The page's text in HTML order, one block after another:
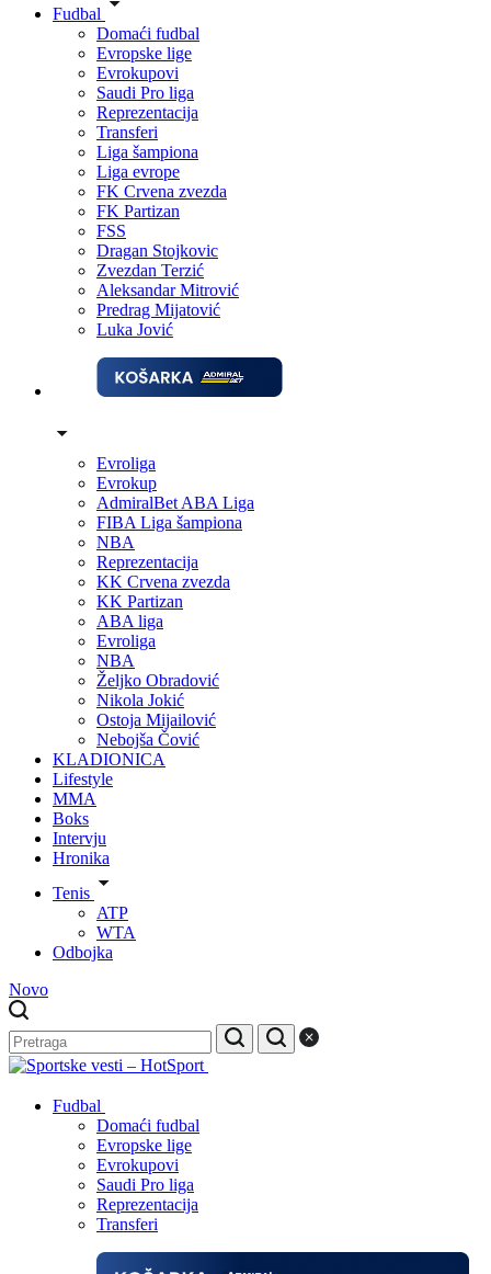
Fudbal
Domaći fudbal
Evropske lige
Evrokupovi
Saudi Pro liga
Reprezentacija
Transferi
Liga šampiona
Liga evrope
FK Crvena zvezda
FK Partizan
FSS
Dragan Stojkovic
Zvezdan Terzić
Aleksandar Mitrović
Predrag Mijatović
Luka Jović
Evroliga
Evrokup
AdmiralBet ABA Liga
FIBA Liga šampiona
NBA
Reprezentacija
KK Crvena zvezda
KK Partizan
ABA liga
Evroliga
NBA
Željko Obradović
Nikola Jokić
Ostoja Mijailović
Nebojša Čović
KLADIONICA
Lifestyle
MMA
Boks
Intervju
Hronika
Tenis
ATP
WTA
Odbojka
Novo
Fudbal
Domaći fudbal
Evropske lige
Evrokupovi
Saudi Pro liga
Reprezentacija
Transferi